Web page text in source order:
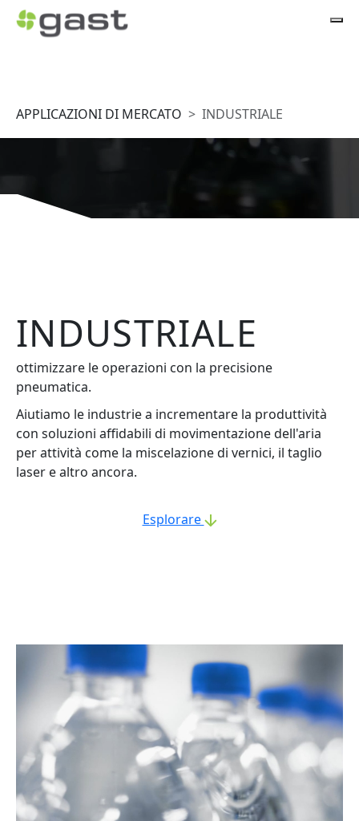
APPLICAZIONI DI MERCATO INDUSTRIALE
INDUSTRIALE
ottimizzare le operazioni con la precisione
pneumatica.
Aiutiamo le industrie a incrementare la produttività
con soluzioni affidabili di movimentazione dell'aria
per attività come la miscelazione di vernici, il taglio
laser e altro ancora.
Esplorare